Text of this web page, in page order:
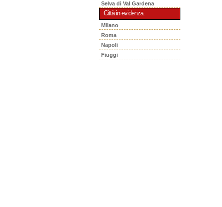
Selva di Val Gardena
Città in evidenza.
Milano
Roma
Napoli
Fiuggi